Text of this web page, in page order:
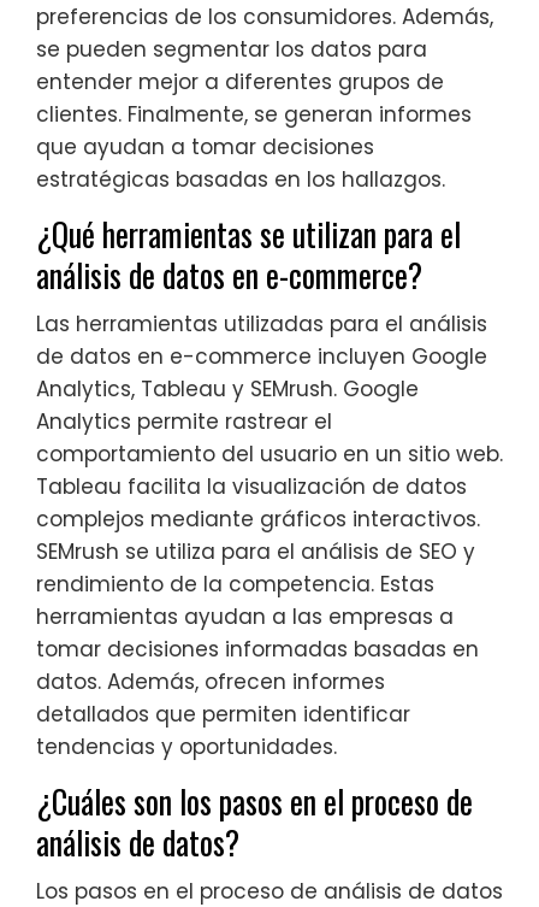
preferencias de los consumidores. Además,
se pueden segmentar los datos para
entender mejor a diferentes grupos de
clientes. Finalmente, se generan informes
que ayudan a tomar decisiones
estratégicas basadas en los hallazgos.
¿Qué herramientas se utilizan para el
análisis de datos en e-commerce?
Las herramientas utilizadas para el análisis
de datos en e-commerce incluyen Google
Analytics, Tableau y SEMrush. Google
Analytics permite rastrear el
comportamiento del usuario en un sitio web.
Tableau facilita la visualización de datos
complejos mediante gráficos interactivos.
SEMrush se utiliza para el análisis de SEO y
rendimiento de la competencia. Estas
herramientas ayudan a las empresas a
tomar decisiones informadas basadas en
datos. Además, ofrecen informes
detallados que permiten identificar
tendencias y oportunidades.
¿Cuáles son los pasos en el proceso de
análisis de datos?
Los pasos en el proceso de análisis de datos